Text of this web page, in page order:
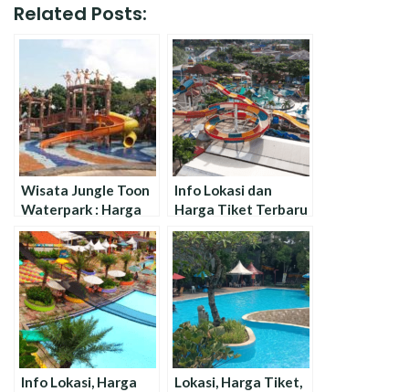
Related Posts:
Wisata Jungle Toon
Waterpark : Harga
Tiket dan Wahana
Terbaru !
Info Lokasi dan
Harga Tiket Terbaru
Wisata Rancaekek
Waterpark
Info Lokasi, Harga
Lokasi, Harga Tiket,